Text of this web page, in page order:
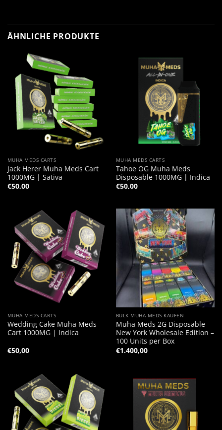
ÄHNLICHE PRODUKTE
MUHA MEDS CARTS
Jack Herer Muha Meds Cart
1000MG | Sativa
€50,00
MUHA MEDS CARTS
Tahoe OG Muha Meds
Disposable 1000MG | Indica
€50,00
MUHA MEDS CARTS
Wedding Cake Muha Meds
Cart 1000MG | Indica
€50,00
BULK MUHA MEDS KAUFEN
Muha Meds 2G Disposable
New York Wholesale Edition –
100 Units per Box
€1.400,00